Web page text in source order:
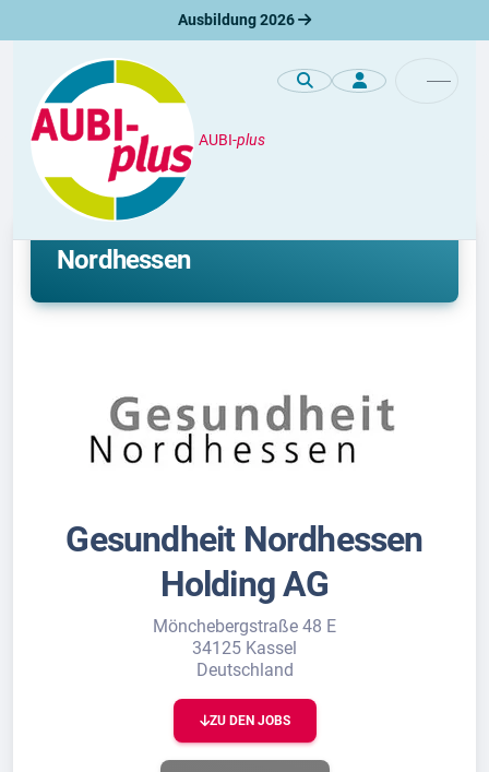
Ausbildung 2026
AUBI-plus
Premiumprofile
Ausbildung bei der Gesundheit
Nordhessen
Gesundheit Nordhessen
Holding AG
Mönchebergstraße 48 E
34125 Kassel
Deutschland
ZU DEN JOBS